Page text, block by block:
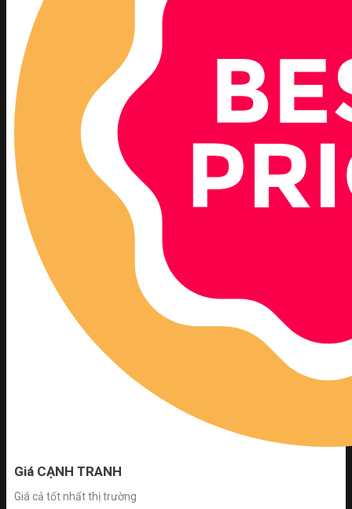
Giá CẠNH TRANH
Giá cả tốt nhất thị trường